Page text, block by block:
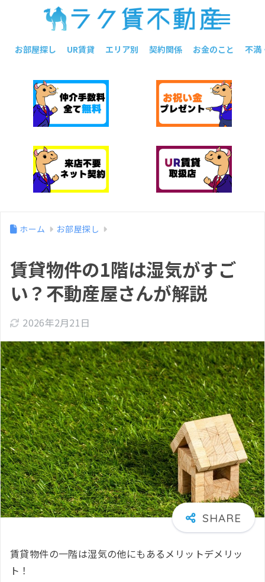
お部屋探し UR賃貸 エリア別 契約関係 お金のこと 不満
ホーム お部屋探し
賃貸物件の1階は湿気がすご
い？不動産屋さんが解説
2026年2月21日
賃貸物件の一階は湿気の他にもあるメリットデメリッ
ト！